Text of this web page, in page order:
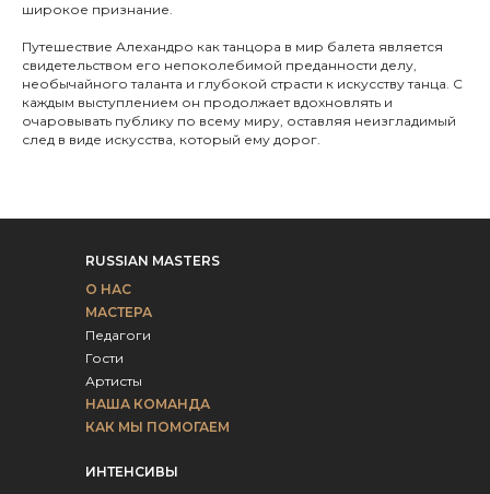
широкое признание.
Путешествие Алехандро как танцора в мир балета является
свидетельством его непоколебимой преданности делу,
необычайного таланта и глубокой страсти к искусству танца. С
каждым выступлением он продолжает вдохновлять и
очаровывать публику по всему миру, оставляя неизгладимый
след в виде искусства, который ему дорог.
RUSSIAN MASTERS
О НАС
МАСТЕРА
Педагоги
Гости
Артисты
НАША КОМАНДА
КАК МЫ ПОМОГАЕМ
ИНТЕНСИВЫ